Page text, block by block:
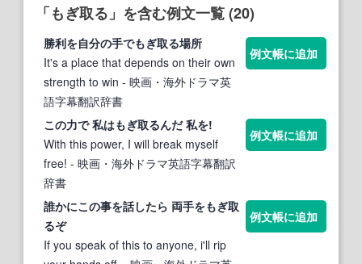
「もぎ取る」を含む例文一覧 (20)
勝利を自分の手でもぎ取る場所
It's a place that depends on their own
strength to win - 映画・海外ドラマ英
語字幕翻訳辞書
例文帳に追加
この力で 私はもぎ取るんだ 私を!
With this power, I will break myself
free! - 映画・海外ドラマ英語字幕翻訳
辞書
例文帳に追加
誰かにこの事を話したら 両手をもぎ取
るぞ
If you speak of this to anyone, i'll rip
例文帳に追加